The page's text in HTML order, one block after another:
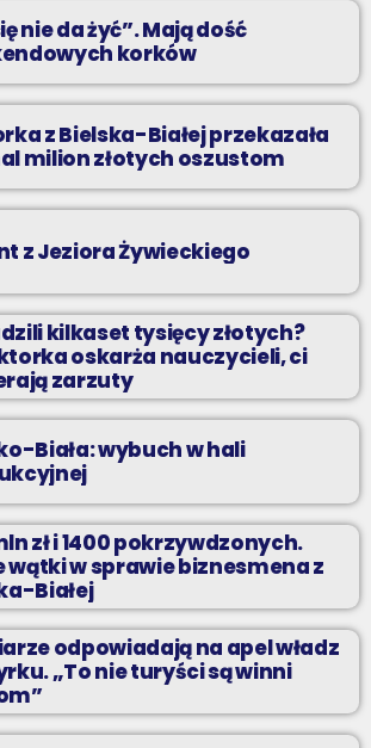
nie da żyć”. Mają dość
korków
z Bielska-Białej przekazała
milion złotych oszustom
z Jeziora Żywieckiego
kilkaset tysięcy złotych?
oskarża nauczycieli, ci
zarzuty
Biała: wybuch w hali
zł i 1400 pokrzywdzonych.
wątki w sprawie biznesmena z
Białej
odpowiadają na apel władz
„To nie turyści są winni